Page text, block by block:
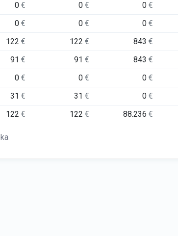
0€ 0€ 0€
0€ 0€ 0€
122€ 122€ 843€
91€ 91€ 843€
0€ 0€ 0€
31€ 31€ 0€
122€ 122€ 88.236€